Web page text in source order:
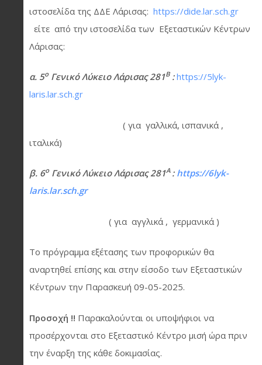
ιστοσελίδα της ΔΔΕ Λάρισας: https://dide.lar.sch.gr
είτε από την ιστοσελίδα των Εξεταστικών Κέντρων
Λάρισας:
α. 5οΓενικό Λύκειο Λάρισας 281Β:https://5lyk-
laris.lar.sch.gr
( για γαλλικά, ισπανικά ,
ιταλικά)
β. 6οΓενικό Λύκειο Λάρισας 281Α : https://6lyk-
laris.lar.sch.gr
( για αγγλικά , γερμανικά )
Το πρόγραμμα εξέτασης των προφορικών θα
αναρτηθεί επίσης και στην είσοδο των Εξεταστικών
Κέντρων την Παρασκευή 09-05-2025.
Προσοχή !! Παρακαλούνται οι υποψήφιοι να
προσέρχονται στο Εξεταστικό Κέντρο μισή ώρα πριν
την έναρξη της κάθε δοκιμασίας.